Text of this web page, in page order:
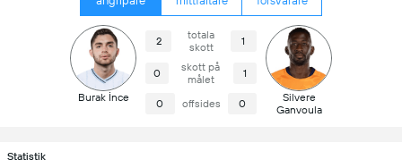
Burak İnce
2
totala
skott
1
0
skott på
målet
1
0 offsides 0
Silvere
Ganvoula
Statistik